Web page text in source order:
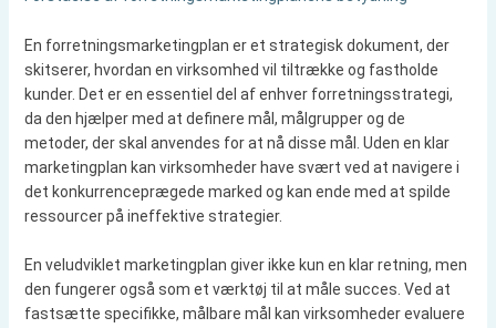
En forretningsmarketingplan er et strategisk dokument, der
skitserer, hvordan en virksomhed vil tiltrække og fastholde
kunder. Det er en essentiel del af enhver forretningsstrategi,
da den hjælper med at definere mål, målgrupper og de
metoder, der skal anvendes for at nå disse mål. Uden en klar
marketingplan kan virksomheder have svært ved at navigere i
det konkurrenceprægede marked og kan ende med at spilde
ressourcer på ineffektive strategier.
En veludviklet marketingplan giver ikke kun en klar retning, men
den fungerer også som et værktøj til at måle succes. Ved at
fastsætte specifikke, målbare mål kan virksomheder evaluere